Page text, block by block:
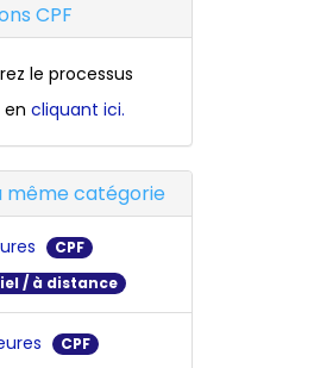
CPF
le processus
cliquant ici.
même catégorie
CPF
/ à distance
CPF